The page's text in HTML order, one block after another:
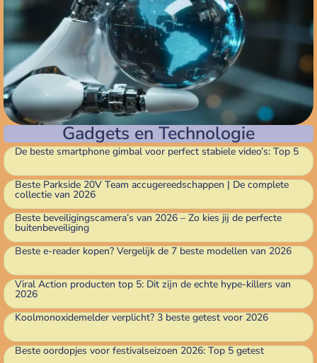
Gadgets en Technologie
De beste smartphone gimbal voor perfect stabiele video’s: Top 5
Beste Parkside 20V Team accugereedschappen | De complete
collectie van 2026
Beste beveiligingscamera’s van 2026 – Zo kies jij de perfecte
buitenbeveiliging
Beste e-reader kopen? Vergelijk de 7 beste modellen van 2026
Viral Action producten top 5: Dit zijn de echte hype-killers van
2026
Koolmonoxidemelder verplicht? 3 beste getest voor 2026
Beste oordopjes voor festivalseizoen 2026: Top 5 getest